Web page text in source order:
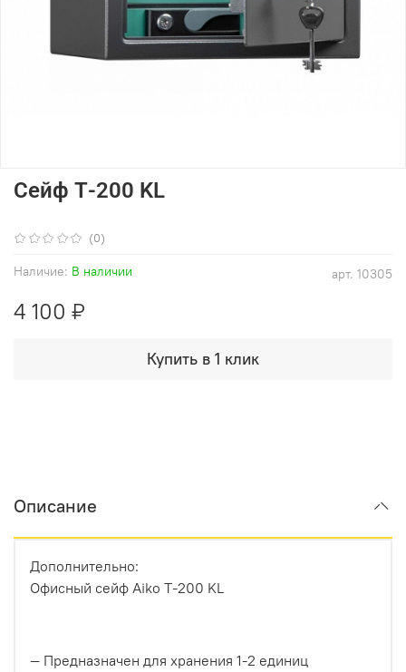
(0)
арт. 10305
Наличие: В наличии
Сейф Т-200 KL
4 100 ₽
Купить в 1 клик
Описание
Дополнительно:
Офисный сейф Aiko T-200 KL
— Предназначен для хранения 1-2 единиц